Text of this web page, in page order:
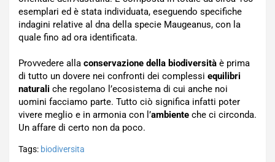
esemplari ed è stata individuata, eseguendo specifiche
indagini relative al dna della specie Maugeanus, con la
quale fino ad ora identificata.
Provvedere alla conservazione della biodiversità è prima
di tutto un dovere nei confronti dei complessi equilibri
naturali che regolano l’ecosistema di cui anche noi
uomini facciamo parte. Tutto ciò significa infatti poter
vivere meglio e in armonia con l’ambiente che ci circonda.
Un affare di certo non da poco.
Tags: biodiversita